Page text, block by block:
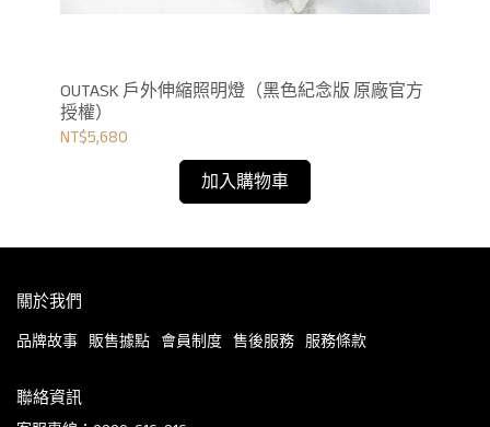
OUTASK 戶外伸縮照明燈（黑色紀念版 原廠官方
授權）
NT$5,680
加入購物車
關於我們
品牌故事 販售據點 會員制度 售後服務 服務條款
聯絡資訊